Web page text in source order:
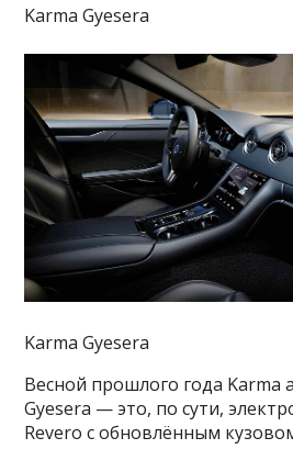
Karma Gyesera
Karma Gyesera
Весной прошлого года Karma
Gyesera — это, по сути,
Revero с обновлённым